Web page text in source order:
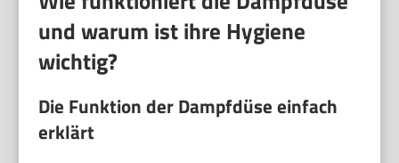
und warum ist ihre Hygiene
wichtig?
Die Funktion der Dampfdüse einfach
erklärt